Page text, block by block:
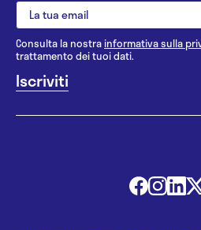
Consulta la nostrainformativa sulla
trattamento dei tuoi dati.